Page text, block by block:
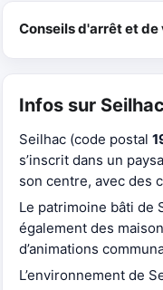
Conseils d'arrêt et de
Infos sur Seilhac
Seilhac (code postal
s’inscrit dans un
son centre, avec des
Le patrimoine bâti de
également des
d’animations
L’environnement de